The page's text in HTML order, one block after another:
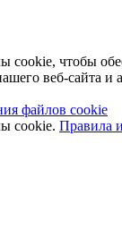
cookie, чтобы
веб-сайта и
файлов cookie
cookie. Правила